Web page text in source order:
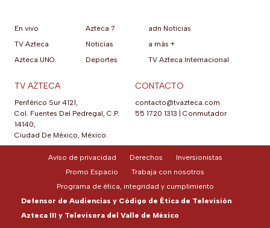
En vivo
TV Azteca
Azteca UNO
Azteca 7
Noticias
Deportes
adn Noticias
a más +
TV Azteca Internacional
TV AZTECA
Periférico Sur 4121,
Col. Fuentes Del Pedregal, C.P.
14140,
Ciudad De México, México.
CONTACTO
contacto@tvazteca.com
55 1720 1313
Conmutador
Aviso de privacidad Derechos
Inversionistas
Promo Espacio
Trabaja con nosotros
Programa de ética, integridad y cumplimiento
Defensor de Audiencias y Código de Ética de Televisión
Azteca III y Televisora del Valle de México